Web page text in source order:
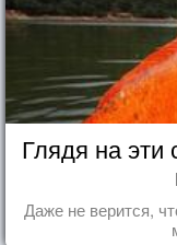
Глядя на эти
Даже не верится,